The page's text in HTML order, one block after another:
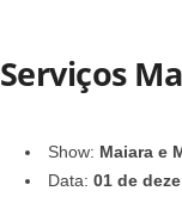
Serviços
Show: Maiara e
Data: 01 de